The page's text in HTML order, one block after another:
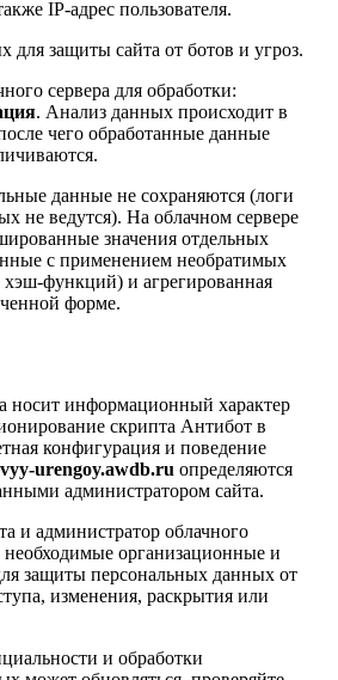
IP-адрес пользователя.
для защиты сайта от ботов и угроз.
сервера для обработки:
. Анализ данных происходит в
чего обработанные данные
данные не сохраняются (логи
не ведутся). На облачном сервере
значения отдельных
с применением необратимых
функций) и агрегированная
форме.
носит информационный характер
скрипта Антибот в
конфигурация и поведение
urengoy.awdb.ru определяются
администратором сайта.
и администратор облачного
организационные и
защиты персональных данных от
изменения, раскрытия или
и обработки